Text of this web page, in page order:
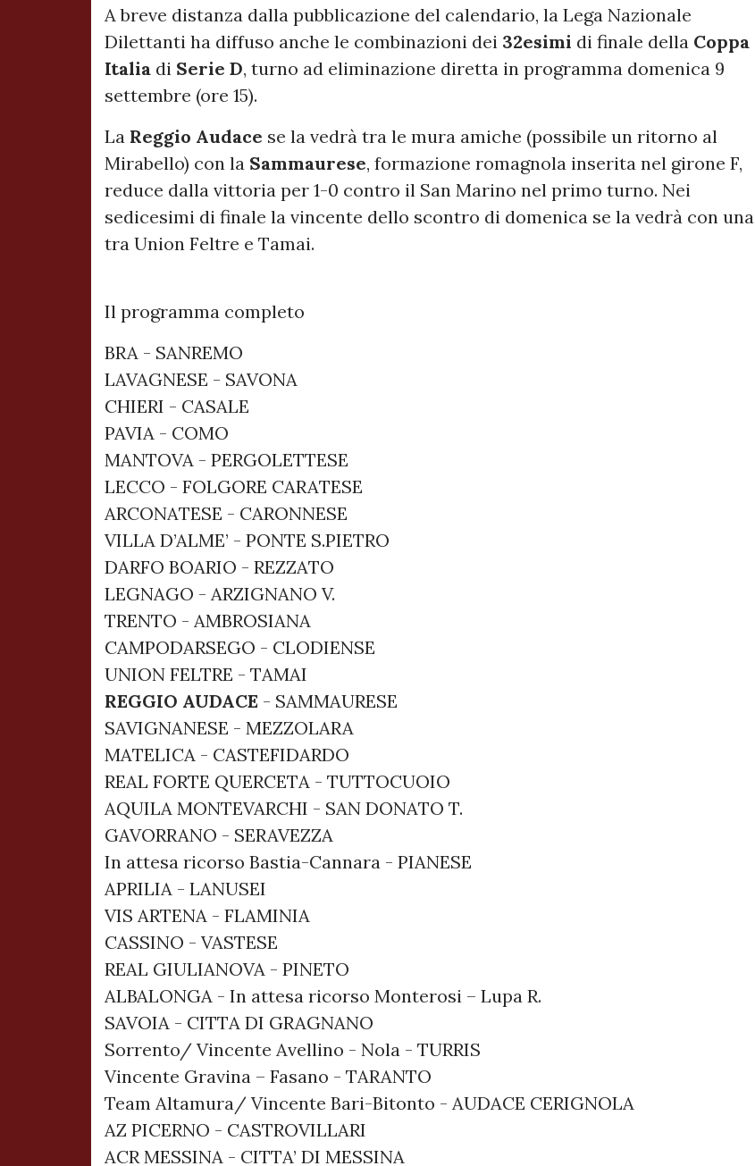
A breve distanza dalla pubblicazione del calendario, la Lega Nazionale
Dilettanti ha diffuso anche le combinazioni dei 32esimi di finale della Coppa
Italia di Serie D, turno ad eliminazione diretta in programma domenica 9
settembre (ore 15).
La Reggio Audace se la vedrà tra le mura amiche (possibile un ritorno al
Mirabello) con la Sammaurese, formazione romagnola inserita nel girone F,
reduce dalla vittoria per 1-0 contro il San Marino nel primo turno. Nei
sedicesimi di finale la vincente dello scontro di domenica se la vedrà con una
tra Union Feltre e Tamai.
Il programma completo
BRA - SANREMO
LAVAGNESE - SAVONA
CHIERI - CASALE
PAVIA - COMO
MANTOVA - PERGOLETTESE
LECCO - FOLGORE CARATESE
ARCONATESE - CARONNESE
VILLA D’ALME’ - PONTE S.PIETRO
DARFO BOARIO - REZZATO
LEGNAGO - ARZIGNANO V.
TRENTO - AMBROSIANA
CAMPODARSEGO - CLODIENSE
UNION FELTRE - TAMAI
REGGIO AUDACE - SAMMAURESE
SAVIGNANESE - MEZZOLARA
MATELICA - CASTEFIDARDO
REAL FORTE QUERCETA - TUTTOCUOIO
AQUILA MONTEVARCHI - SAN DONATO T.
GAVORRANO - SERAVEZZA
In attesa ricorso Bastia-Cannara - PIANESE
APRILIA - LANUSEI
VIS ARTENA - FLAMINIA
CASSINO - VASTESE
REAL GIULIANOVA - PINETO
ALBALONGA - In attesa ricorso Monterosi – Lupa R.
SAVOIA - CITTA DI GRAGNANO
Sorrento/ Vincente Avellino - Nola - TURRIS
Vincente Gravina – Fasano - TARANTO
Team Altamura/ Vincente Bari-Bitonto - AUDACE CERIGNOLA
AZ PICERNO - CASTROVILLARI
ACR MESSINA - CITTA’ DI MESSINA